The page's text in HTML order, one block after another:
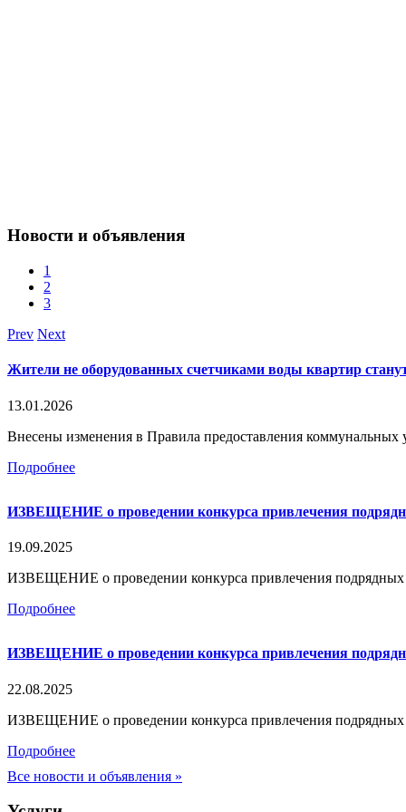
Новости и объявления
1
2
3
Prev Next
Жители не оборудованных счетчиками воды квартир
13.01.2026
Внесены изменения в Правила предоставления
Подробнее
ИЗВЕЩЕНИЕ о проведении конкурса привлечения
19.09.2025
ИЗВЕЩЕНИЕ о проведении конкурса привлечения подрядных
Подробнее
ИЗВЕЩЕНИЕ о проведении конкурса привлечения
22.08.2025
ИЗВЕЩЕНИЕ о проведении конкурса привлечения подрядных
Подробнее
Все новости и объявления »